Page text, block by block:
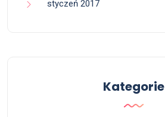
styczeń 2017
Kategorie